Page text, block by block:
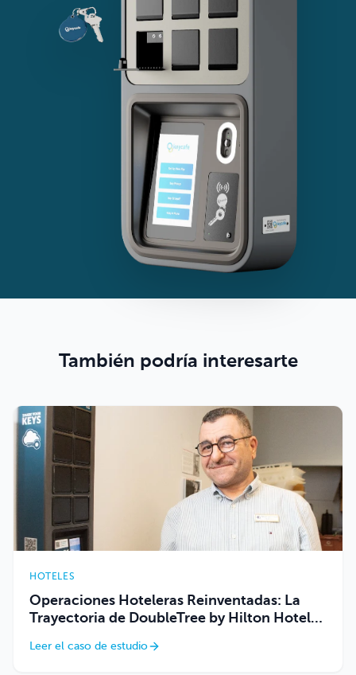
También podría interesarte
HOTELES
Operaciones Hoteleras Reinventadas: La
Trayectoria de DoubleTree by Hilton Hotel
Leer el caso de estudio